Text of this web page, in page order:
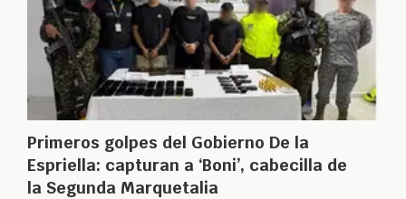
Primeros golpes del Gobierno De la
Espriella: capturan a ‘Boni’, cabecilla de
la Segunda Marquetalia